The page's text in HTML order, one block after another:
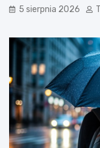
5 sierpnia 2026